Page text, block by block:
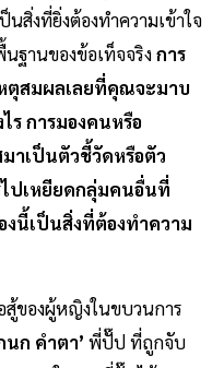
สิ่งที่ยิ่งต้องทำความเข้าใจ
ฐานของข้อเท็จจริงการ
ตุสมผลเลยที่คุณจะมาบ
ร การมองคนหรือ
าเป็นตัวชี้วัดหรือตัว
ปเหยียดกลุ่มคนอื่นที่
งนี้เป็นสิ่งที่ต้องทำความ
ของผู้หญิงในขบวนการ
นก คำตา’ พี่ปั๊ป ที่ถูกจับ